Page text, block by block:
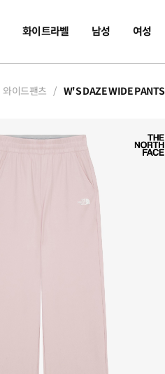
화이트라벨 남성 여성
와이드팬츠 W'S DAZE WIDE PANTS